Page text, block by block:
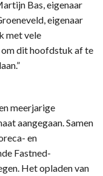
Bas, eigenaar
eigenaar
met vele
dit hoofdstuk af te
meerjarige
aangegaan. Samen
en
Fastned-
Het opladen van